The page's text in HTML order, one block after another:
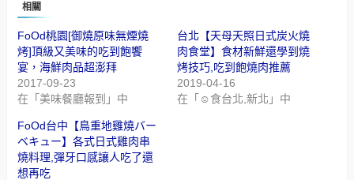
相關
FoOd桃園[御燒原味無煙燒
烤]頂級又美味的吃到飽饗
宴，海鮮肉品超澎拜
2017-09-23
在「美味餐廳報到」中
台北【天母天照日式炭火燒
肉食堂】食材新鮮還學到燒
烤技巧,吃到飽燒肉推薦
2019-04-16
在「☺食台北,新北」中
FoOd台中【鳥重地雞燒バー
ベキュー】各式日式雞肉串
燒料理,彈牙口感讓人吃了還
想再吃